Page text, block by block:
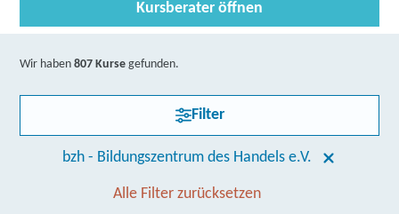
Kursberater öffnen
Wir haben807 Kurse gefunden.
Filter
bzh - Bildungszentrum des Handels e.V.
Alle Filter zurücksetzen